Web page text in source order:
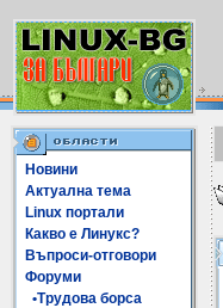
Новини
Актуална тема
Linux портали
Какво е Линукс?
Въпроси-отговори
Форуми
•Трудова борса